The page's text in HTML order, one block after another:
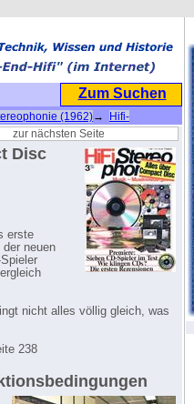
Zum Suchen
(1962)→
Hifi-
zur nächsten Seite
Disc
erste
neuen
nicht alles völlig gleich, was
238